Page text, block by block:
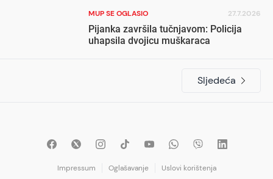
MUP SE OGLASIO 27.7.2026
Pijanka završila tučnjavom: Policija
uhapsila dvojicu muškaraca
Sljedeća
Impressum Oglašavanje Uslovi korištenja